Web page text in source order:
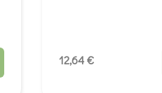
12,64 €